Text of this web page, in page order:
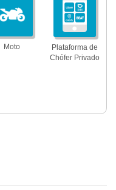
Moto
Plataforma de
Chófer Privado